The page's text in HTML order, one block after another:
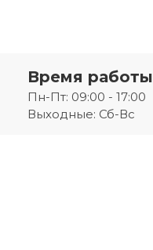
Время работы
Пн-Пт: 09:00 - 17:00
Выходные: Сб-Вс